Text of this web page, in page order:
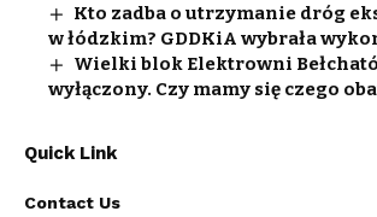
Kto zadba o utrzymanie dróg
w łódzkim? GDDKiA wybrała
Wielki blok Elektrowni
wyłączony. Czy mamy się czego
Quick Link
Contact Us